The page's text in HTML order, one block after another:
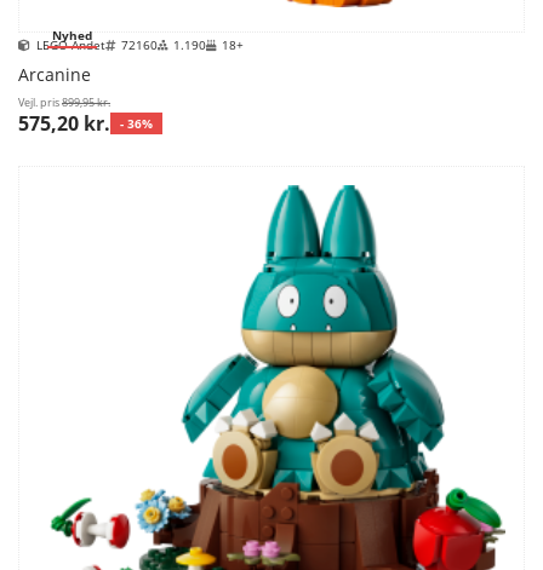
Nyhed
LEGO Andet 72160 1.190 18+
Arcanine
Vejl. pris899,95 kr.
575,20 kr. - 36%